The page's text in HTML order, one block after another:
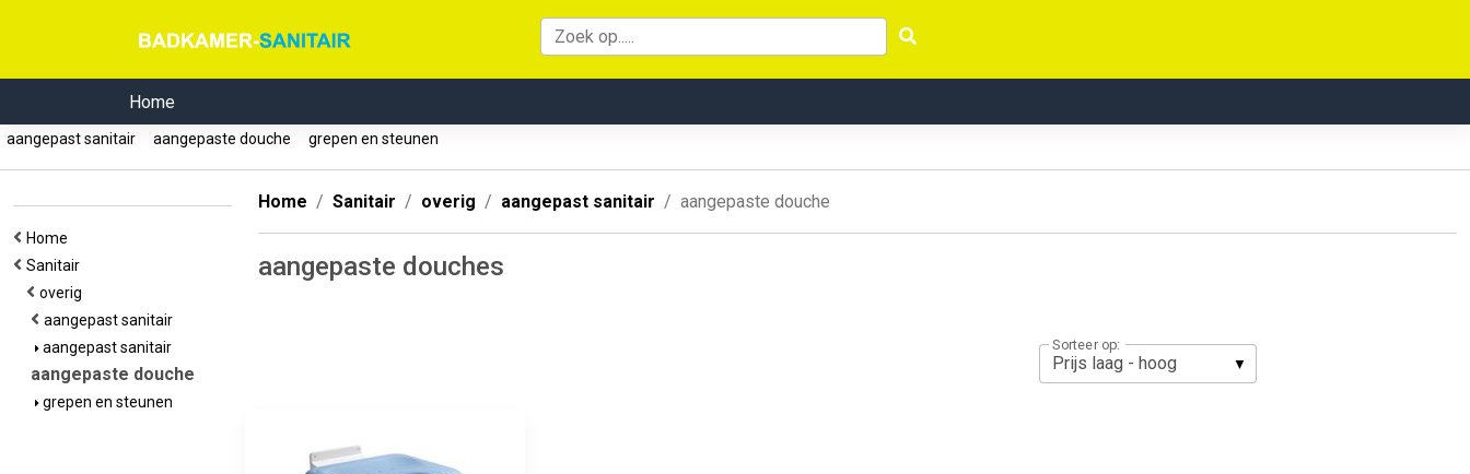
Home
aangepast sanitair aangepaste douche grepen en steunen
Home
Sanitair
overig
aangepast sanitair
aangepast sanitair
aangepaste douche
grepen en steunen
Home Sanitair overig aangepast sanitair aangepaste douche
aangepaste douches
Sorteer op: